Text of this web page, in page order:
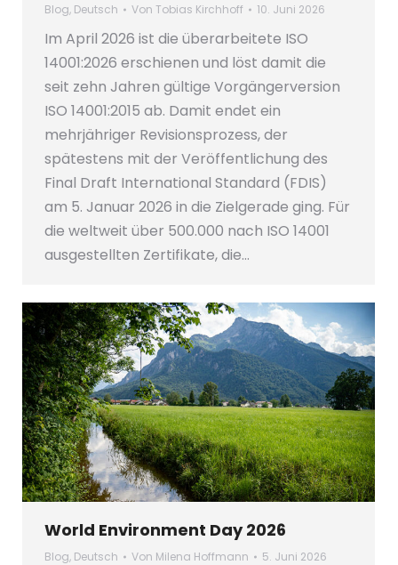
Blog, Deutsch Von Tobias Kirchhoff 10. Juni 2026
Im April 2026 ist die überarbeitete ISO
14001:2026 erschienen und löst damit die
seit zehn Jahren gültige Vorgängerversion
ISO 14001:2015 ab. Damit endet ein
mehrjähriger Revisionsprozess, der
spätestens mit der Veröffentlichung des
Final Draft International Standard (FDIS)
am 5. Januar 2026 in die Zielgerade ging. Für
die weltweit über 500.000 nach ISO 14001
ausgestellten Zertifikate, die…
World Environment Day 2026
Blog, Deutsch Von Milena Hoffmann 5. Juni 2026